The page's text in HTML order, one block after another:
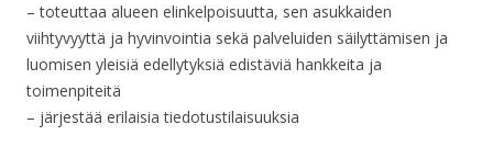
– toteuttaa alueen elinkelpoisuutta, sen asukkaiden
viihtyvyyttä ja hyvinvointia sekä palveluiden säilyttämisen ja
luomisen yleisiä edellytyksiä edistäviä hankkeita ja
toimenpiteitä
– järjestää erilaisia tiedotustilaisuuksia